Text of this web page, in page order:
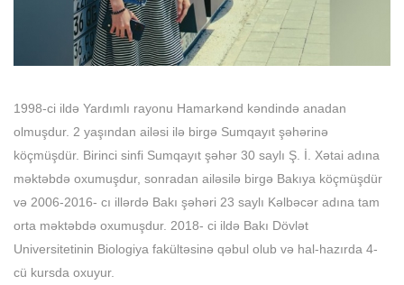
1998-ci ildə Yardımlı rayonu Hamarkənd kəndində anadan
olmuşdur. 2 yaşından ailəsi ilə birgə Sumqayıt şəhərinə
köçmüşdür. Birinci sinfi Sumqayıt şəhər 30 saylı Ş. İ. Xətai adına
məktəbdə oxumuşdur, sonradan ailəsilə birgə Bakıya köçmüşdür
və 2006-2016- cı illərdə Bakı şəhəri 23 saylı Kəlbəcər adına tam
orta məktəbdə oxumuşdur. 2018- ci ildə Bakı Dövlət
Universitetinin Biologiya fakültəsinə qəbul olub və hal-hazırda 4-
cü kursda oxuyur.